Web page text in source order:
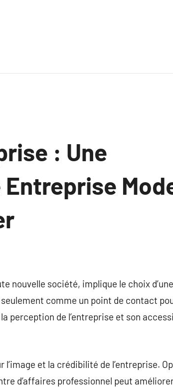
: Une
nouvelle société, implique le choix
comme un point de contact
perception de l’entreprise et son
et la crédibilité de l’entreprise.
d’affaires professionnel peut